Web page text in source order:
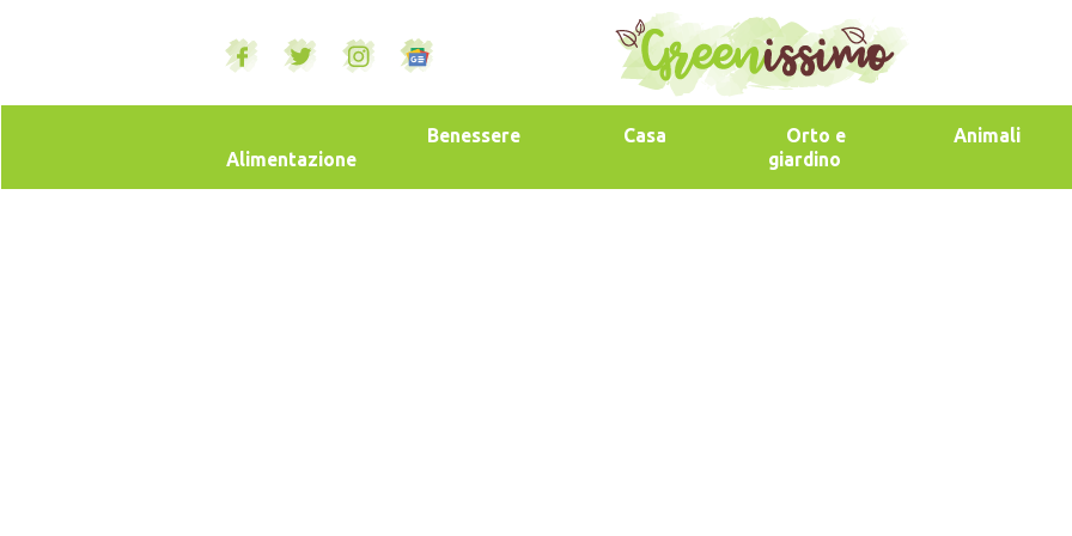
Alimentazione
Benessere Casa
Orto e
giardino
Animali